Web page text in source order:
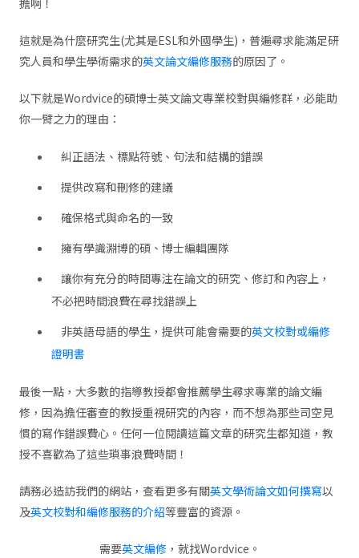
擔啊！
這就是為什麼研究生(尤其是ESL和外國學生)，普遍尋求能滿足研
究人員和學生學術需求的英文論文編修服務的原因了。
以下就是Wordvice的碩博士英文論文專業校對與編修群，必能助
你一臂之力的理由：
糾正語法、標點符號、句法和結構的錯誤
提供改寫和刪修的建議
確保格式與命名的一致
擁有學識淵博的碩、博士編輯團隊
讓你有充分的時間專注在論文的研究、修訂和內容上，
不必把時間浪費在尋找錯誤上
非英語母語的學生，提供可能會需要的英文校對或編修
證明書
最後一點，大多數的指導教授都會推薦學生尋求專業的論文編
修，因為擔任審查的教授重視研究的內容，而不想為那些司空見
慣的寫作錯誤費心。任何一位閱讀這篇文章的研究生都知道，教
授不喜歡為了這些瑣事浪費時間！
請務必造訪我們的網站，查看更多有關英文學術論文如何撰寫以
及英文校對和編修服務的介紹等豐富的資源。
需要英文編修，就找Wordvice。